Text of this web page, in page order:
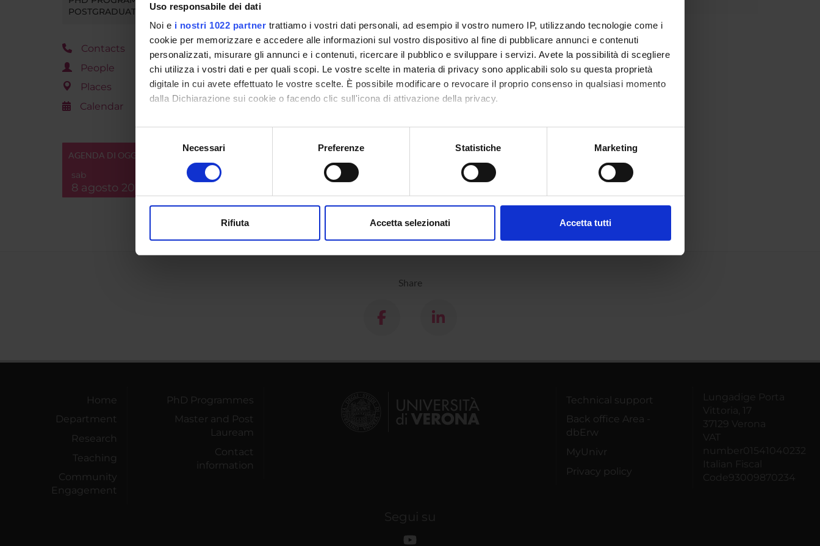
Uso responsabile dei dati
Noi e i nostri 1022 partner trattiamo i vostri dati personali, ad esempio il vostro numero IP, utilizzando tecnologie come i
cookie per memorizzare e accedere alle informazioni sul vostro dispositivo al fine di pubblicare annunci e contenuti
personalizzati, misurare gli annunci e i contenuti, ricercare il pubblico e sviluppare i servizi. Avete la possibilità di scegliere
chi utilizza i vostri dati e per quali scopi. Le vostre scelte in materia di privacy sono applicabili solo su questa proprietà
digitale in cui avete effettuato le vostre scelte. È possibile modificare o revocare il proprio consenso in qualsiasi momento
dalla Dichiarazione sui cookie o facendo clic sull'icona di attivazione della privacy.
Con il tuo consenso, vorremmo anche:
raccogliere informazioni sulla tua posizione geografica, con un'approssimazione di qualche metro,
digitali).
modificare o ritirare il tuo consenso in qualsiasi momento dalla Dichiarazione sui cookie.
Necessari Preferenze Statistiche Marketing
Rifiuta Accetta selezionati Accetta tutti
POSTGRADUATE TRAINING
Contacts
People
Places
Calendar
AGENDA DI OGGI
sab
8 agosto 2026
LESSON TIMETABLE
Share
Home
Department
Research
Teaching
Community
Engagement
PhD Programmes
Master and Post
Lauream
Contact
information
Technical support
Back office Area -
dbErw
MyUnivr
Privacy policy
Lungadige Porta
Vittoria, 17
37129 Verona
VAT
number01541040232
Italian Fiscal
Code93009870234
Segui su